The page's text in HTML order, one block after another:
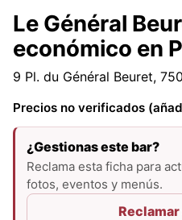
Le Général
económico en
9 Pl. du Général Beuret,
Precios no verificados
¿Gestionas este bar?
Reclama esta ficha para
fotos, eventos y menús.